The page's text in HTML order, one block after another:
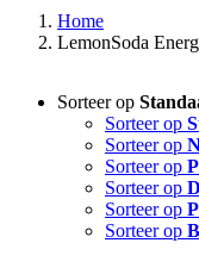
Home
LemonSoda
Sorteer op
Sorteer op
Sorteer op
Sorteer op
Sorteer op
Sorteer op
Sorteer op